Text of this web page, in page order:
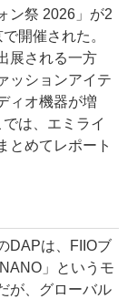
ン祭 2026」が2
開催された。
展される一方
ッションアイテ
ィオ機器が増
は、エミライ
とめてレポート
DAPは、FIIOブ
」というモ
が、グローバル